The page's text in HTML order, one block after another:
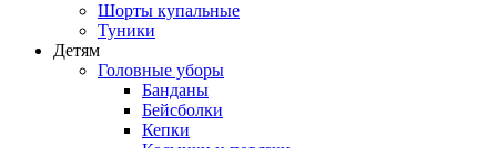
Шорты купальные
Туники
Детям
Головные уборы
Банданы
Бейсболки
Кепки